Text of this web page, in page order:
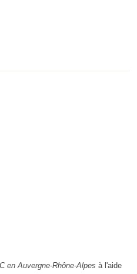
en Auvergne-Rhône-Alpes à l'aide